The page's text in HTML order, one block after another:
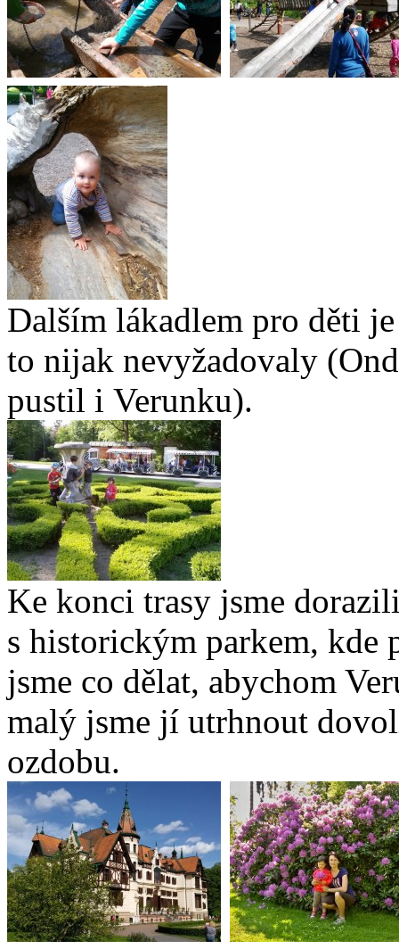
Dalším lákadlem pro děti
to nijak nevyžadovaly
pustil i Verunku).
Ke konci trasy jsme
s historickým parkem, kde
jsme co dělat, abychom
malý jsme jí utrhnout
ozdobu.